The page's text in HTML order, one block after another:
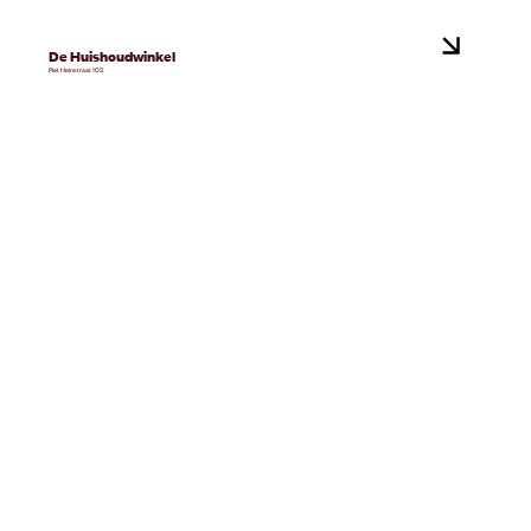
De Huishoudwinkel
Piet Heinstraat 102